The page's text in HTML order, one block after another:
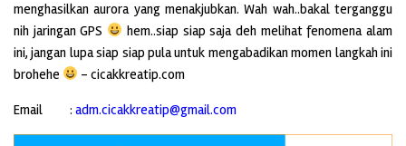
menghasilkan aurora yang menakjubkan. Wah wah..bakal terganggu
nih jaringan GPS
hem..siap siap saja deh melihat fenomena alam
ini, jangan lupa siap siap pula untuk mengabadikan momen langkah ini
brohehe
– cicakkreatip.com
Email : adm.cicakkreatip@gmail.com